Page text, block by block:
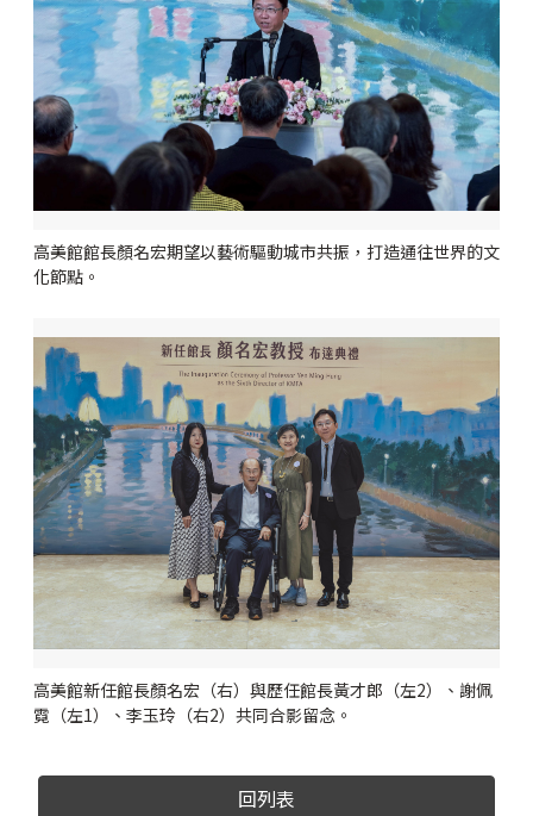
高美館館長顏名宏期望以藝術驅動城市共振，打造通往世界的文
化節點。
高美館新任館長顏名宏（右）與歷任館長黃才郎（左2）、謝佩
霓（左1）、李玉玲（右2）共同合影留念。
回列表